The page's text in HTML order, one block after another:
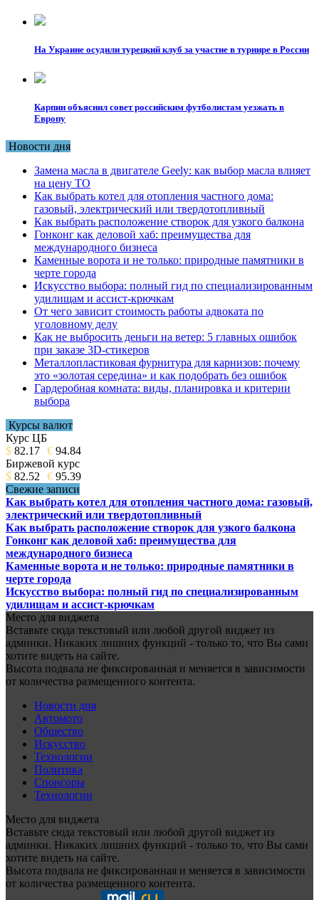
На Украине осудили турецкий клуб за участие в турнире в России
Карпин объяснил совет российским футболистам уезжать в
Европу
Новости дня
Замена масла в двигателе Geely: как выбор масла влияет
на цену ТО
Как выбрать котел для отопления частного дома:
газовый, электрический или твердотопливный
Как выбрать расположение створок для узкого балкона
Гонконг как деловой хаб: преимущества для
международного бизнеса
Каменные ворота и не только: природные памятники в
черте города
Искусство выбора: полный гид по специализированным
удилищам и ассист-крючкам
От чего зависит стоимость работы адвоката по
уголовному делу
Как не выбросить деньги на ветер: 5 главных ошибок
при заказе 3D-стикеров
Металлопластиковая фурнитура для карнизов: почему
это «золотая середина» и как подобрать без ошибок
Гардеробная комната: виды, планировка и критерии
выбора
Курсы валют
Курс ЦБ
$ 82.17 € 94.84
Биржевой курс
$ 82.52 € 95.39
Свежие записи
Как выбрать котел для отопления частного дома: газовый,
электрический или твердотопливный
Как выбрать расположение створок для узкого балкона
Гонконг как деловой хаб: преимущества для
международного бизнеса
Каменные ворота и не только: природные памятники в
черте города
Искусство выбора: полный гид по специализированным
удилищам и ассист-крючкам
Место для виджета
Вставьте сюда текстовый или любой другой виджет из
админки. Никаких лишних функций - только то, что Вы сами
хотите видеть на сайте.
Высота подвала не фиксированная и меняется в зависимости
от количества размещенного контента.
Новости дня
Автомото
Общество
Искусство
Технологии
Политика
Спонсоры
Технологии
Место для виджета
Вставьте сюда текстовый или любой другой виджет из
админки. Никаких лишних функций - только то, что Вы сами
хотите видеть на сайте.
Высота подвала не фиксированная и меняется в зависимости
от количества размещенного контента.